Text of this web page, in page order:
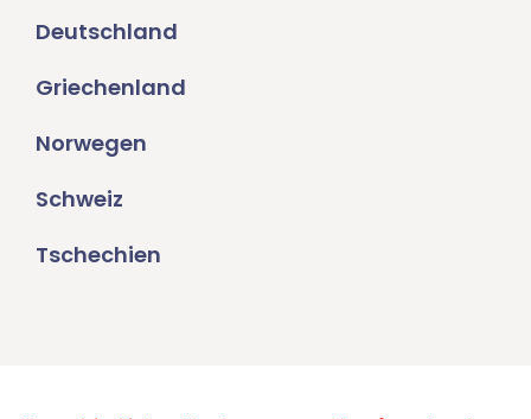
Deutschland
Griechenland
Norwegen
Schweiz
Tschechien